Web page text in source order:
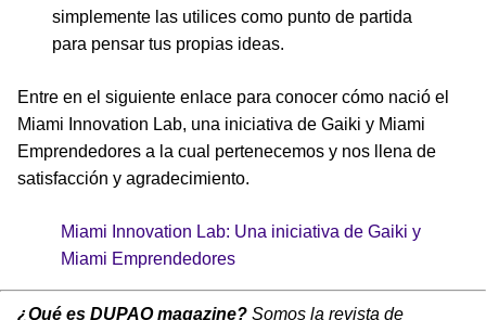
simplemente las utilices como punto de partida
para pensar tus propias ideas.
Entre en el siguiente enlace para conocer cómo nació el
Miami Innovation Lab, una iniciativa de Gaiki y Miami
Emprendedores a la cual pertenecemos y nos llena de
satisfacción y agradecimiento.
Miami Innovation Lab: Una iniciativa de Gaiki y
Miami Emprendedores
¿Qué es DUPAO magazine? Somos la revista de